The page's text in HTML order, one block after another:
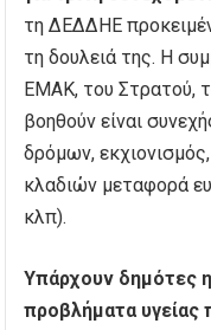
τη ΔΕΔΔΗΕ
τη δουλειά της. Η
ΕΜΑΚ, του Στρατού,
βοηθούν είναι
δρόμων,
κλαδιών μεταφορά
κλπ).
Υπάρχουν δημότες
προβλήματα υγείας